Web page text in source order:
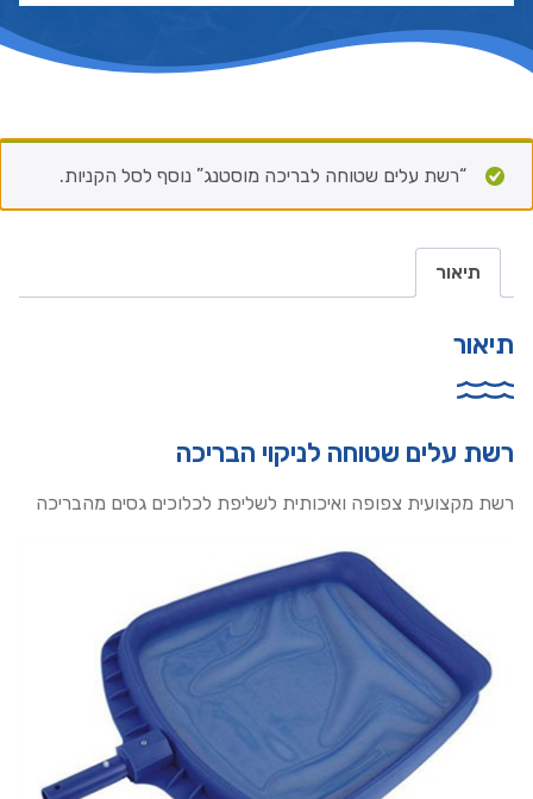
“רשת עלים שטוחה לבריכה מוסטנג” נוסף לסל הקניות.
תיאור
תיאור
רשת עלים שטוחה לניקוי הבריכה
רשת מקצועית צפופה ואיכותית לשליפת לכלוכים גסים מהבריכה